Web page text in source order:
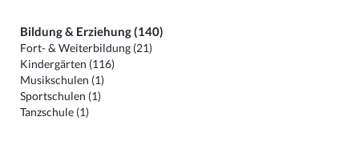
Bildung & Erziehung (140)
Fort- & Weiterbildung (21)
Kindergärten (116)
Musikschulen (1)
Sportschulen (1)
Tanzschule (1)